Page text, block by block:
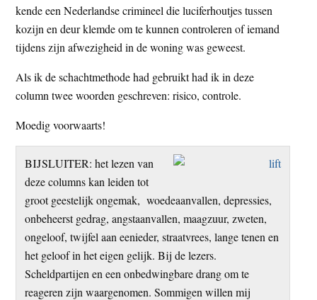
kende een Nederlandse crimineel die luciferhoutjes tussen
kozijn en deur klemde om te kunnen controleren of iemand
tijdens zijn afwezigheid in de woning was geweest.
Als ik de schachtmethode had gebruikt had ik in deze
column twee woorden geschreven: risico, controle.
Moedig voorwaarts!
BIJSLUITER: het lezen van
deze columns kan leiden tot
groot geestelijk ongemak, woedeaanvallen, depressies,
onbeheerst gedrag, angstaanvallen, maagzuur, zweten,
ongeloof, twijfel aan eenieder, straatvrees, lange tenen en
het geloof in het eigen gelijk. Bij de lezers.
Scheldpartijen en een onbedwingbare drang om te
reageren zijn waargenomen. Sommigen willen mij